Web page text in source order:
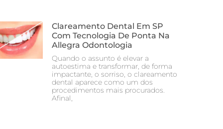
Clareamento Dental Em SP
Com Tecnologia De Ponta Na
Allegra Odontologia
Quando o assunto é elevar a
autoestima e transformar, de forma
impactante, o sorriso, o clareamento
dental aparece como um dos
procedimentos mais procurados.
Afinal,